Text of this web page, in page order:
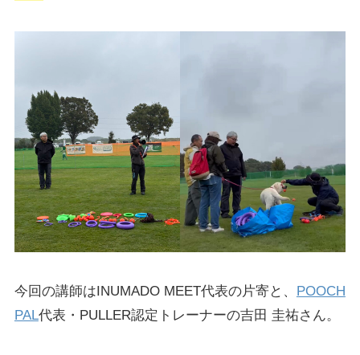
今回の講師はINUMADO MEET代表の片寄と、 POOCH
PAL代表・PULLER認定トレーナーの吉田 圭祐さん。